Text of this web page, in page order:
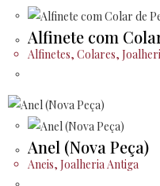
Alfinete com
Alfinetes, Colares,
Anel (Nova Peça)
Aneis, Joalheria Antiga